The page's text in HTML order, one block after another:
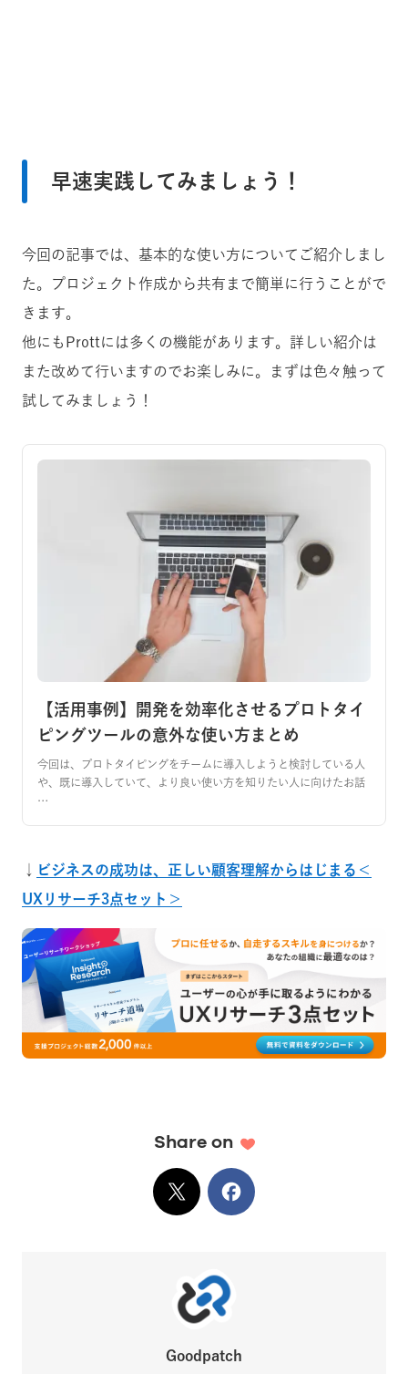
早速実践してみましょう！
今回の記事では、基本的な使い方についてご紹介しまし
た。プロジェクト作成から共有まで簡単に行うことがで
きます。
他にもProttには多くの機能があります。詳しい紹介は
また改めて行いますのでお楽しみに。まずは色々触って
試してみましょう！
【活用事例】開発を効率化させるプロトタイ
ピングツールの意外な使い方まとめ
今回は、プロトタイピングをチームに導入しようと検討している人
や、既に導入していて、より良い使い方を知りたい人に向けたお話
…
ビジネスの成功は、正しい顧客理解からはじまる＜
UXリサーチ3点セット＞
Share on
XでシェアFacebook
Goodpatch